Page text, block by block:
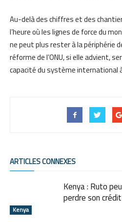
Au-delà des chiffres et des
l’heure où les lignes de force du
ne peut plus rester à la périphérie
réforme de l’ONU, si elle advient,
capacité du système international
ARTICLES CONNEXES
Kenya
Kenya : Ruto
perdre son